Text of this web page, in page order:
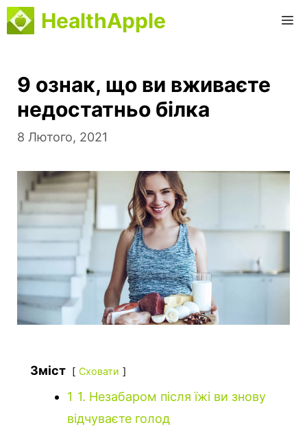
Перейти
до
HealthApple
9 ознак, що ви вживаєте
недостатньо білка
8 Лютого, 2021
Зміст Сховати
1 1. Незабаром після їжі ви знову
відчуваєте голод